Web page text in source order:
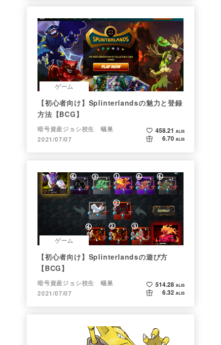
ゲーム
【初心者向け】Splinterlandsの魅力と登録
方法【BCG】
暗号資産ジョシ校生 蟻巣
2021/07/07
458.21 ALIS
6.70 ALIS
ゲーム
【初心者向け】Splinterlandsの遊び方
【BCG】
暗号資産ジョシ校生 蟻巣
2021/07/07
514.28 ALIS
6.32 ALIS